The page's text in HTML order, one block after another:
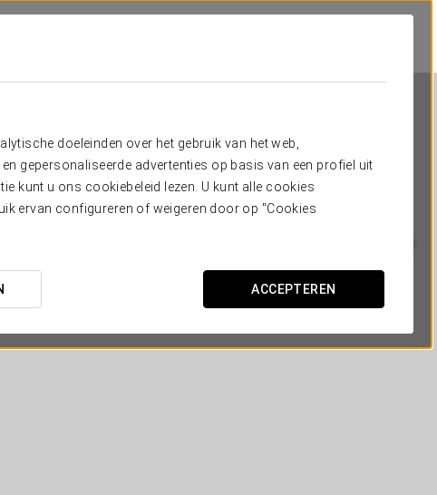
doeleinden over het gebruik van het web,
gepersonaliseerde advertenties op basis van een profiel uit
kunt u ons cookiebeleid lezen. U kunt alle cookies
ervan configureren of weigeren door op "Cookies
ACCEPTEREN
BOEDAPEST